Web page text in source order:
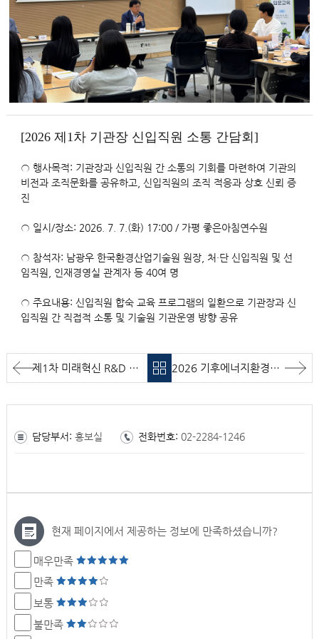
[2026 제1차 기관장 신입직원 소통 간담회]
○ 행사목적: 기관장과 신입직원 간 소통의 기회를 마련하여 기관의
비전과 조직문화를 공유하고, 신입직원의 조직 적응과 상호 신뢰 증
진
○ 일시/장소: 2026. 7. 7.(화) 17:00 / 가평 좋은아침연수원
○ 참석자: 남광우 한국환경산업기술원 원장, 처·단 신입직원 및 선
임직원, 인재경영실 관계자 등 40여 명
○ 주요내용: 신입직원 합숙 교육 프로그램의 일환으로 기관장과 신
입직원 간 직접적 소통 및 기술원 기관운영 방향 공유
제1차 미래혁신 R&D 연구회(Next Green-Tech Lab) 2026 기후에너지환경부 AX 아이디어 경진대회 시상식
담당부서: 홍보실 전화번호: 02-2284-1246
현재 페이지에서 제공하는 정보에 만족하셨습니까?
매우만족
만족
보통
불만족